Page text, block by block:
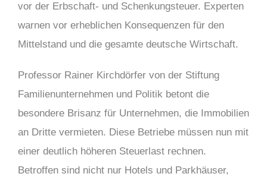
vor der Erbschaft- und Schenkungsteuer. Experten
warnen vor erheblichen Konsequenzen für den
Mittelstand und die gesamte deutsche Wirtschaft.
Professor Rainer Kirchdörfer von der Stiftung
Familienunternehmen und Politik betont die
besondere Brisanz für Unternehmen, die Immobilien
an Dritte vermieten. Diese Betriebe müssen nun mit
einer deutlich höheren Steuerlast rechnen.
Betroffen sind nicht nur Hotels und Parkhäuser,